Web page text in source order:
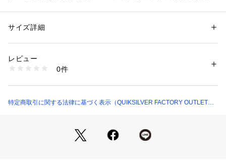
性別：キッズ・ベビー
商品番号：
be045911-2024s-o （ショップ）
サイズ詳細
レビュー
0件
特定商取引に関する法律に基づく表示（QUIKSILVER FACTORY OUTLET